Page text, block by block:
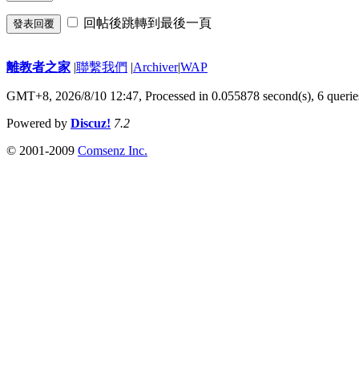
發表回覆 回帖後跳轉到最後一頁
離教者之家 |聯繫我們 |Archiver|WAP
GMT+8, 2026/8/10 12:47, Processed in 0.055878 second(s), 6
Powered by Discuz! 7.2
© 2001-2009 Comsenz Inc.